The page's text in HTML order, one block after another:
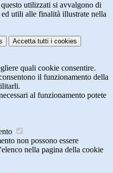
utilizzati si avvalgono di
utili alle finalità illustrate nella
Accetta tutti i cookies
quali cookie consentire.
il funzionamento della
al funzionamento potete
non possono essere
nella pagina della cookie